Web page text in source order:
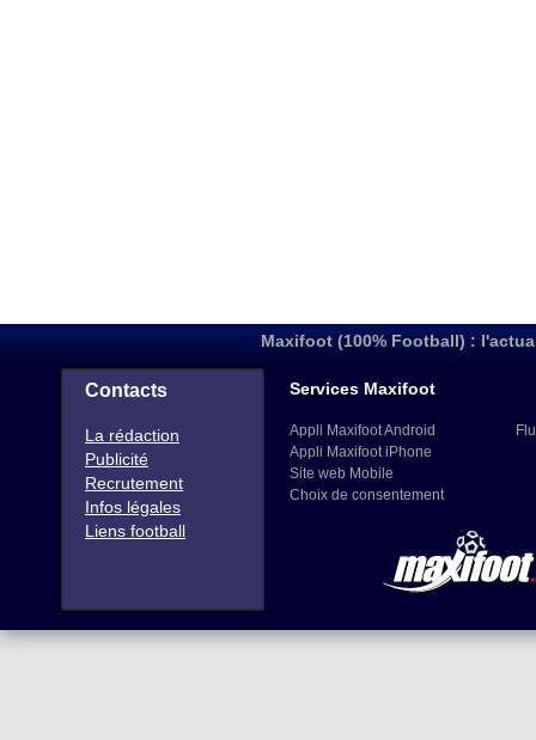
Maxifoot (100% Football) :
Contacts
La rédaction
Publicité
Recrutement
Infos légales
Liens football
Services Maxifoot
Appli Maxifoot Android
Appli Maxifoot iPhone
Site web Mobile
Choix de consentement